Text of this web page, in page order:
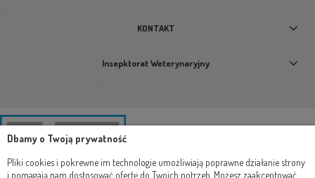
KONTAKT
Insepktorat Weterynaryjny
Dbamy o Twoją prywatność
Pliki cookies i pokrewne im technologie umożliwiają poprawne działanie strony
i pomagają nam dostosować ofertę do Twoich potrzeb. Możesz zaakceptować